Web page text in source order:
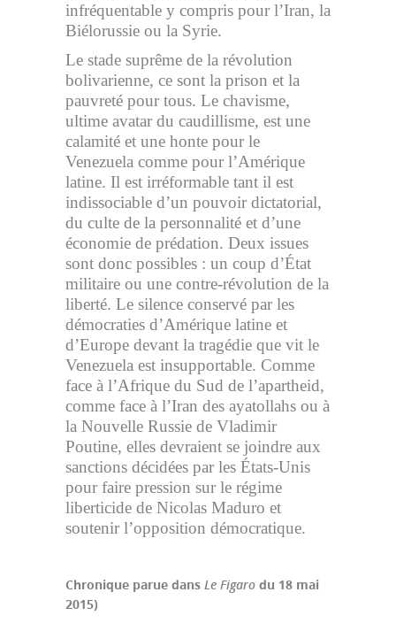
infréquentable y compris pour l’Iran, la
Biélorussie ou la Syrie.
Le stade suprême de la révolution
bolivarienne, ce sont la prison et la
pauvreté pour tous. Le chavisme,
ultime avatar du caudillisme, est une
calamité et une honte pour le
Venezuela comme pour l’Amérique
latine. Il est irréformable tant il est
indissociable d’un pouvoir dictatorial,
du culte de la personnalité et d’une
économie de prédation. Deux issues
sont donc possibles : un coup d’État
militaire ou une contre-révolution de la
liberté. Le silence conservé par les
démocraties d’Amérique latine et
d’Europe devant la tragédie que vit le
Venezuela est insupportable. Comme
face à l’Afrique du Sud de l’apartheid,
comme face à l’Iran des ayatollahs ou à
la Nouvelle Russie de Vladimir
Poutine, elles devraient se joindre aux
sanctions décidées par les États-Unis
pour faire pression sur le régime
liberticide de Nicolas Maduro et
soutenir l’opposition démocratique.
Chronique parue dans Le Figaro du 18 mai
2015)